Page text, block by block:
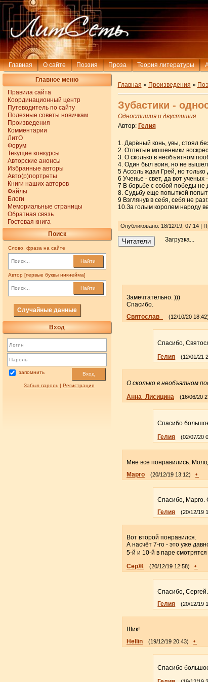
Главная О сайте Поэзия Проза Теория литературы
Главное меню
Правила сайта
Координационный центр
Путеводитель по сайту
Полезные советы новичкам
Произведения
Комментарии
ЛитО
Форум
Текущие конкурсы
Авторские анонсы
Избранные авторы
Авто(р)портреты
Книги наших авторов
Файлы
Блоги
Мемориальные страницы
Обратная связь
Гостевая книга
Поиск
Слово, фраза на сайте
Найти
Автор [первые буквы никнейма]
Найти
Случайные данные
Вход
запомнить Вход
Забыл пароль |Регистрация
Главная » Произведения »
Зубастики -
Одностишия и двустишия
Автор: Гелия
1. Дарёный конь, увы, стоял
2. Отпетые мошенники
3. О сколько в необъятном
4. Один был воин, но не вышел
5 Ассоль ждал Грей, но только
6 Ученье - свет, да вот ученых -
7 В борьбе с собой победы не
8. Судьбу еще попыткой
9 Взглянув в себя, себя не
10.За голым королем народу
Опубликовано: 18/12/19, 07:14 |
Читатели
Загрузка...
Замечтательно. )))
Спасибо.
Святослав_
(12/10/20 18:42)
Спасибо,
Гелия
(12/01/21
О сколько в необъятном
Анна_Лисицина
(16/06/20
Спасибо
Гелия
(02/07/20
Мне все понравились.
Марго
(20/12/19 13:12) •
Спасибо, Марго.
Гелия
(20/12/19
Вот второй понравился.
А насчёт 7-го - это уже
5-й и 10-й в паре
СерЖ
(20/12/19 12:58) •
Спасибо,
Гелия
(20/12/19
Шик!
Hellin
(19/12/19 20:43) •
Спасибо